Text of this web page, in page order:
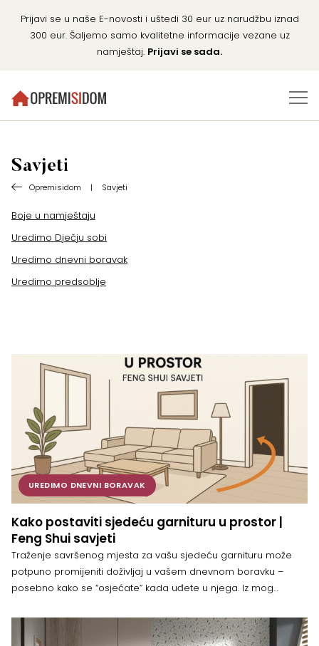
Prijavi se u naše E-novosti i uštedi 30 eur uz narudžbu iznad
300 eur. Šaljemo samo kvalitetne informacije vezane uz
namještaj. Prijavi se sada.
Savjeti
Opremisidom | Savjeti
Boje u namještaju
Uredimo Dječju sobi
Uredimo dnevni boravak
Uredimo predsoblje
UREDIMO DNEVNI BORAVAK
Kako postaviti sjedeću garnituru u prostor |
Feng Shui savjeti
Traženje savršenog mjesta za vašu sjedeću garnituru može
potpuno promijeniti doživljaj u vašem dnevnom boravku –
posebno kako se “osjećate” kada uđete u njega. Iz mog
ugodnijim i udobnijim, pogotovo ako uzmete u obzir nekoliko
savjeta feng shuija. Većina ljudi jednostavno gurne kauč uz